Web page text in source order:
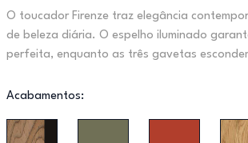
O toucador Firenze traz elegância
de beleza diária. O espelho iluminado
perfeita, enquanto as três gavetas
Acabamentos: